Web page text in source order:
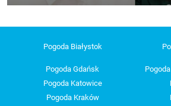
Pogoda Białystok
Pogoda Gdańsk
Pogoda Katowice
Pogoda Kraków